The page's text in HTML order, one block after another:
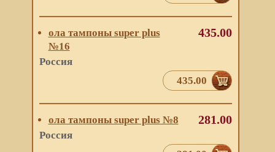
ола тампоны super plus
№16
Россия
435.00
435.00
ола тампоны super plus №8
Россия
281.00